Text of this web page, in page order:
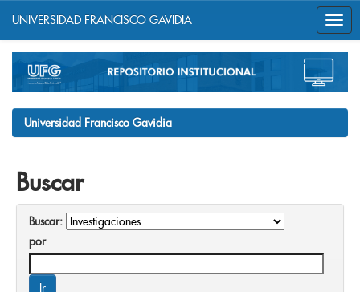
navigation
UNIVERSIDAD FRANCISCO GAVIDIA
Universidad Francisco Gavidia
Buscar
Buscar:
por